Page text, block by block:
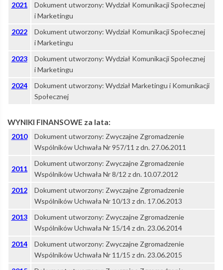
2021
Dokument utworzony: Wydział Komunikacji Społecznej
i Marketingu
2022
Dokument utworzony: Wydział Komunikacji Społecznej
i Marketingu
2023
Dokument utworzony: Wydział Komunikacji Społecznej
i Marketingu
2024
Dokument utworzony: Wydział Marketingu i Komunikacji
Społecznej
WYNIKI FINANSOWE za lata:
2010
Dokument utworzony: Zwyczajne Zgromadzenie
Wspólników Uchwała Nr 957/11 z dn. 27.06.2011
2011
Dokument utworzony: Zwyczajne Zgromadzenie
Wspólników Uchwała Nr 8/12 z dn. 10.07.2012
2012
Dokument utworzony: Zwyczajne Zgromadzenie
Wspólników Uchwała Nr 10/13 z dn. 17.06.2013
2013
Dokument utworzony: Zwyczajne Zgromadzenie
Wspólników Uchwała Nr 15/14 z dn. 23.06.2014
2014
Dokument utworzony: Zwyczajne Zgromadzenie
Wspólników Uchwała Nr 11/15 z dn. 23.06.2015